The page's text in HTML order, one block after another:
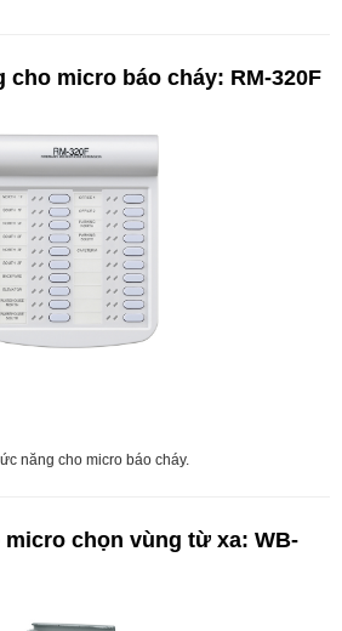
cho micro báo cháy: RM-320F
năng cho micro báo cháy.
chọn vùng từ xa: WB-